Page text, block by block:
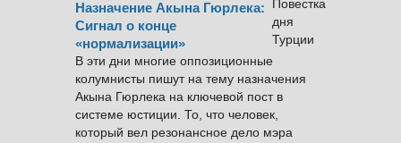
Назначение Акына Гюрлека:
Сигнал о конце
«нормализации»
В эти дни многие оппозиционные
колумнисты пишут на тему назначения
Акына Гюрлека на ключевой пост в
системе юстиции. То, что человек,
который вел резонансное дело мэра